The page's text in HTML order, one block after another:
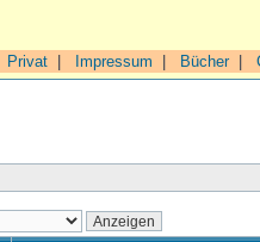
Privat Impressum Bücher|